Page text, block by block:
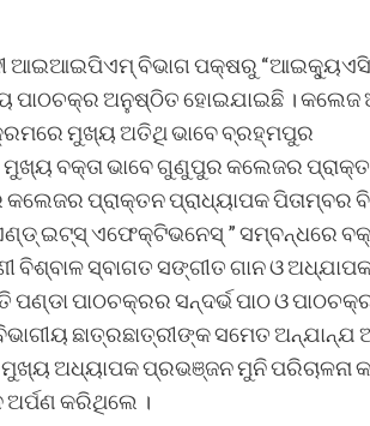
ଆଇଆଇପିଏମ୍ ବିଭାଗ ପକ୍ଷରୁ
ପାଠଚକ୍ର ଅନୁଷ୍ଠିତ ହୋଇଯାଇଛି ।
ମୁଖ୍ୟ ଅତିଥି ଭାବେ ବ୍ରହ୍ମପୁର
ବକ୍ତା ଭାବେ ଗୁଣୁପୁର କଲେଜର
ପ୍ରାକ୍ତନ ପ୍ରାଧ୍ୟାପକ ପିତାମ୍ବର
ଏଣ୍ଡ୍ ଇଟ୍ସ୍ ଏଫେକ୍ଟିଭନେସ୍ ” ସମ୍ବନ୍ଧରେ
ବିଶ୍ବାଳ ସ୍ବାଗତ ସଙ୍ଗୀତ ଗାନ ଓ
ପାଠଚକ୍ରର ସନ୍ଦର୍ଭ ପାଠ ଓ
ଛାତ୍ରଛାତ୍ରୀଙ୍କ ସମେତ ଅନ୍ଯାନ୍ଯ
ଅଧ୍ୟାପକ ପ୍ରଭଞ୍ଜନ ମୁନି ପରିଚାଳନା
କରିଥିଲେ ।